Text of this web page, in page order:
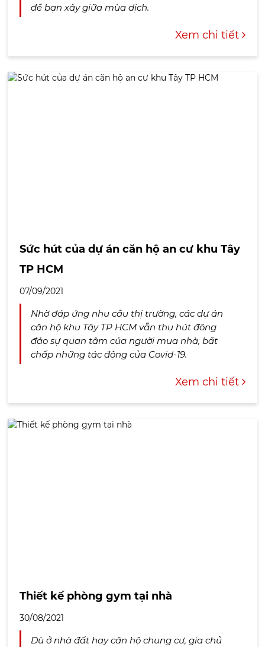
để bạn xây giữa mùa dịch.
Xem chi tiết
Sức hút của dự án căn hộ an cư khu Tây
TP HCM
07/09/2021
Nhờ đáp ứng nhu cầu thị trường, các dự án
căn hộ khu Tây TP HCM vẫn thu hút đông
đảo sự quan tâm của người mua nhà, bất
chấp những tác động của Covid-19.
Xem chi tiết
Thiết kế phòng gym tại nhà
30/08/2021
Dù ở nhà đất hay căn hộ chung cư, gia chủ